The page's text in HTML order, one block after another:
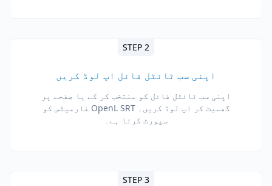
STEP 2
اپنی سب ٹائٹل فائل اپ لوڈ کریں
اپنی سب ٹائٹل فائل کو منتخب کر کے یا صفحے پر
گھسیٹ کر اپ لوڈ کریں۔ OpenL SRT فارمیٹس کو
سپورٹ کرتا ہے۔
STEP 3